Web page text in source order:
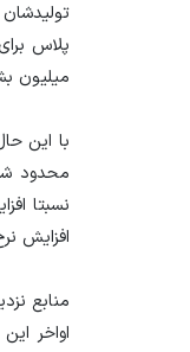
میلیون
با این
محدود
نسبتا
افزایش
منابع
اواخر